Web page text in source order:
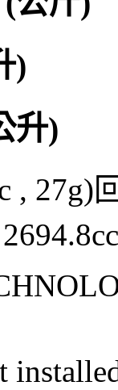
)
升)
, 27g)